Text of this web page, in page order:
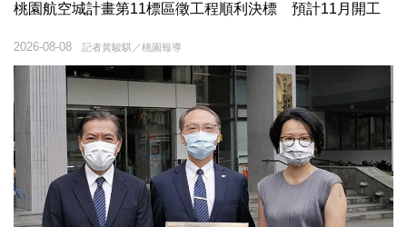
桃園航空城計畫第11標區徵工程順利決標 預計11月開工
記者黃駿騏／桃園報導
2026-08-08